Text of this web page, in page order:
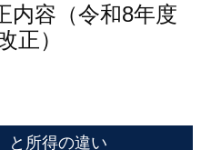
内容（令和8年度
正）
と所得の違い